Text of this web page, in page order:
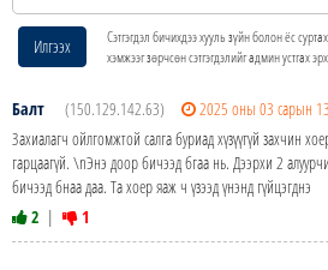
Илгээх
Сэтгэгдэл бичихдээ хууль зүйн болон ёс
хэмжээг зөрчсөн сэтгэгдэлийг админ устгах
Балт (150.129.142.63)
2025 оны 03 сарын 13
Захиалагч ойлгомжтой салга буриад хүзүүгүй захчин
гарцаагүй. \nЭнэ доор бичээд бгаа нь. Дээрхи 2
бичээд бнаа даа. Та хоер яаж ч үзээд үнэнд гүйцэгднэ
2 | 1